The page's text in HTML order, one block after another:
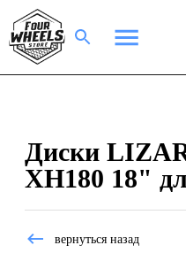
Диски
XH180 18"
вернуться назад